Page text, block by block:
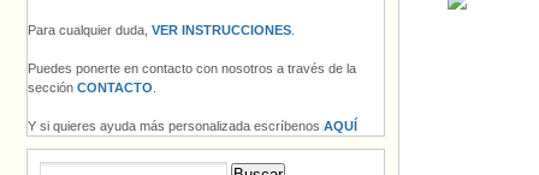
Para cualquier duda, VER INSTRUCCIONES
Puedes ponerte en contacto con nosotros a través de la
sección CONTACTO
Y si quieres ayuda más personalizada escríbenos AQUÍ